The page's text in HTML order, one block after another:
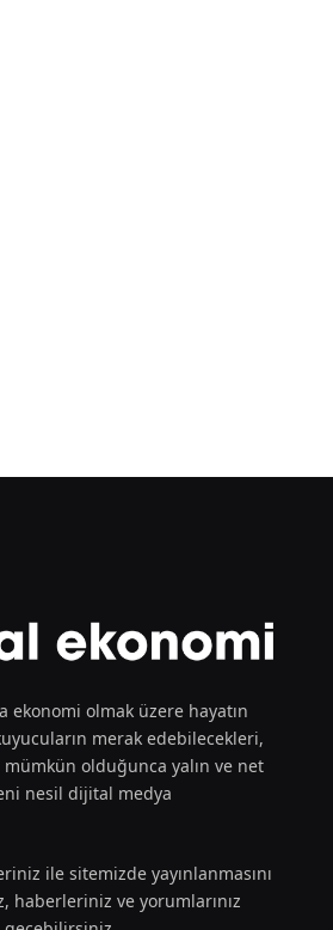
ekonomi olmak üzere hayatın
merak edebilecekleri,
olduğunca yalın ve net
nesil dijital medya
ile sitemizde yayınlanmasını
haberleriniz ve yorumlarınız